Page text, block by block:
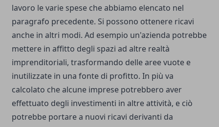
lavoro le varie spese che abbiamo elencato nel
paragrafo precedente. Si possono ottenere ricavi
anche in altri modi. Ad esempio un'azienda potrebbe
mettere in affitto degli spazi ad altre realtà
imprenditoriali, trasformando delle aree vuote e
inutilizzate in una fonte di profitto. In più va
calcolato che alcune imprese potrebbero aver
effettuato degli investimenti in altre attività, e ciò
potrebbe portare a nuovi ricavi derivanti da